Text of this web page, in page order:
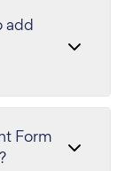
add
Form